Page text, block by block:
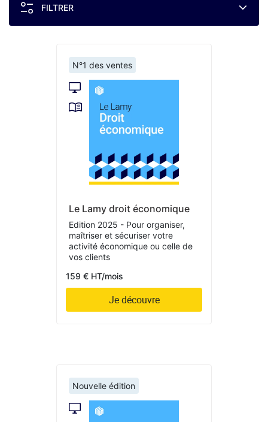
FILTRER
N°1 des ventes
Le Lamy droit économique
Edition 2025 - Pour organiser,
maîtriser et sécuriser votre
activité économique ou celle de
vos clients
159 € HT/mois
Je découvre
Nouvelle édition